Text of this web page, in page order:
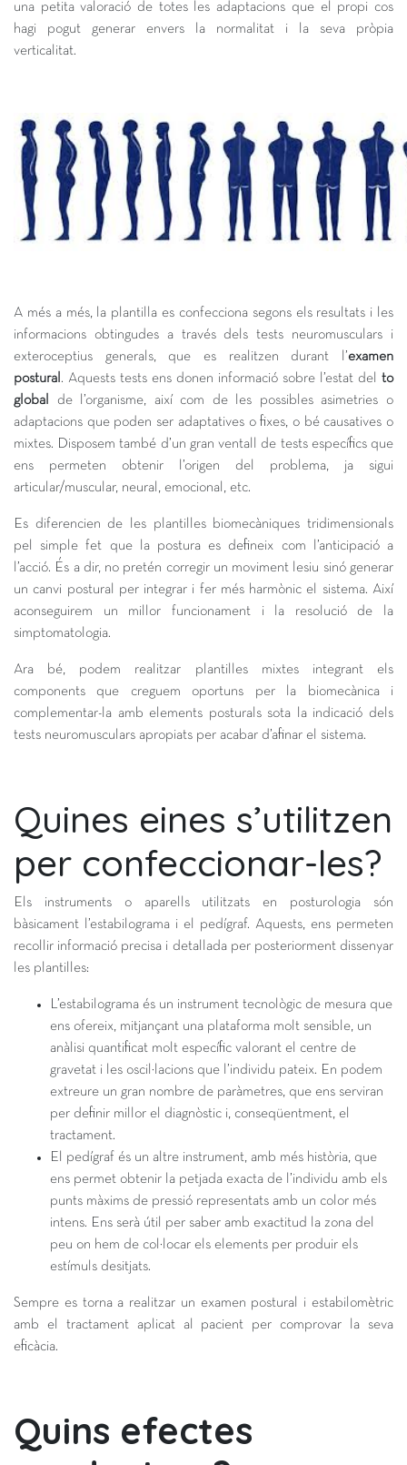
una petita valoració de totes les adaptacions que el propi cos
hagi pogut generar envers la normalitat i la seva pròpia
verticalitat.
A més a més, la plantilla es confecciona segons els resultats i les
informacions obtingudes a través dels tests neuromusculars i
exteroceptius generals, que es realitzen durant l’examen
postural . Aquests tests ens donen informació sobre l’estat del to
global
de l’organisme, així com de les possibles asimetries o
adaptacions que poden ser adaptatives o fixes, o bé causatives o
mixtes. Disposem també d’un gran ventall de tests específics que
ens permeten obtenir l’origen del problema, ja sigui
articular/muscular, neural, emocional, etc.
Es diferencien de les plantilles biomecàniques tridimensionals
pel simple fet que la postura es defineix com l’anticipació a
l’acció. És a dir, no pretén corregir un moviment lesiu sinó generar
un canvi postural per integrar i fer més harmònic el sistema. Així
aconseguirem un millor funcionament i la resolució de la
simptomatologia.
Ara bé, podem realitzar plantilles mixtes integrant els
components que creguem oportuns per la biomecànica i
complementar-la amb elements posturals sota la indicació dels
tests neuromusculars apropiats per acabar d’afinar el sistema.
Quines eines s’utilitzen
per confeccionar-les?
Els instruments o aparells utilitzats en posturologia són
bàsicament l’estabilograma i el pedígraf. Aquests, ens permeten
recollir informació precisa i detallada per posteriorment dissenyar
les plantilles:
L’estabilograma és un instrument tecnològic de mesura que
ens ofereix, mitjançant una plataforma molt sensible, un
anàlisi quantificat molt específic valorant el centre de
gravetat i les oscil·lacions que l’individu pateix. En podem
extreure un gran nombre de paràmetres, que ens serviran
per definir millor el diagnòstic i, conseqüentment, el
tractament.
El pedígraf és un altre instrument, amb més història, que
ens permet obtenir la petjada exacta de l’individu amb els
punts màxims de pressió representats amb un color més
intens. Ens serà útil per saber amb exactitud la zona del
peu on hem de col·locar els elements per produir els
estímuls desitjats.
Sempre es torna a realitzar un examen postural i estabilomètric
amb el tractament aplicat al pacient per comprovar la seva
eficàcia.
Quins efectes